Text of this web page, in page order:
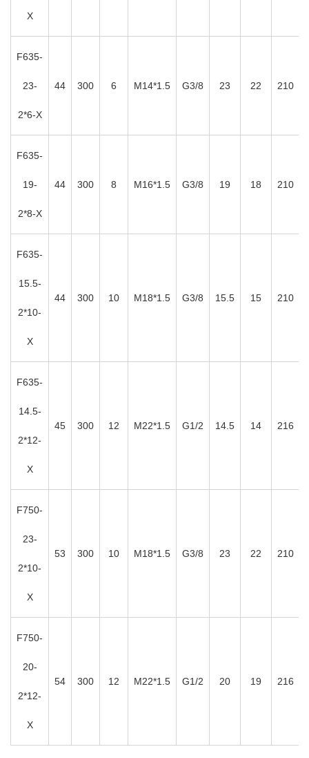
X
F635-
23-
2*6-X
44 300 6 M14*1.5 G3/8 23 22 210
F635-
19-
2*8-X
44 300 8 M16*1.5 G3/8 19 18 210
F635-
15.5-
2*10-
X
44 300 10 M18*1.5 G3/8 15.5 15 210
F635-
14.5-
2*12-
X
45 300 12 M22*1.5 G1/2 14.5 14 216
F750-
23-
2*10-
X
53 300 10 M18*1.5 G3/8 23 22 210
F750-
20-
2*12-
X
54 300 12 M22*1.5 G1/2 20 19 216